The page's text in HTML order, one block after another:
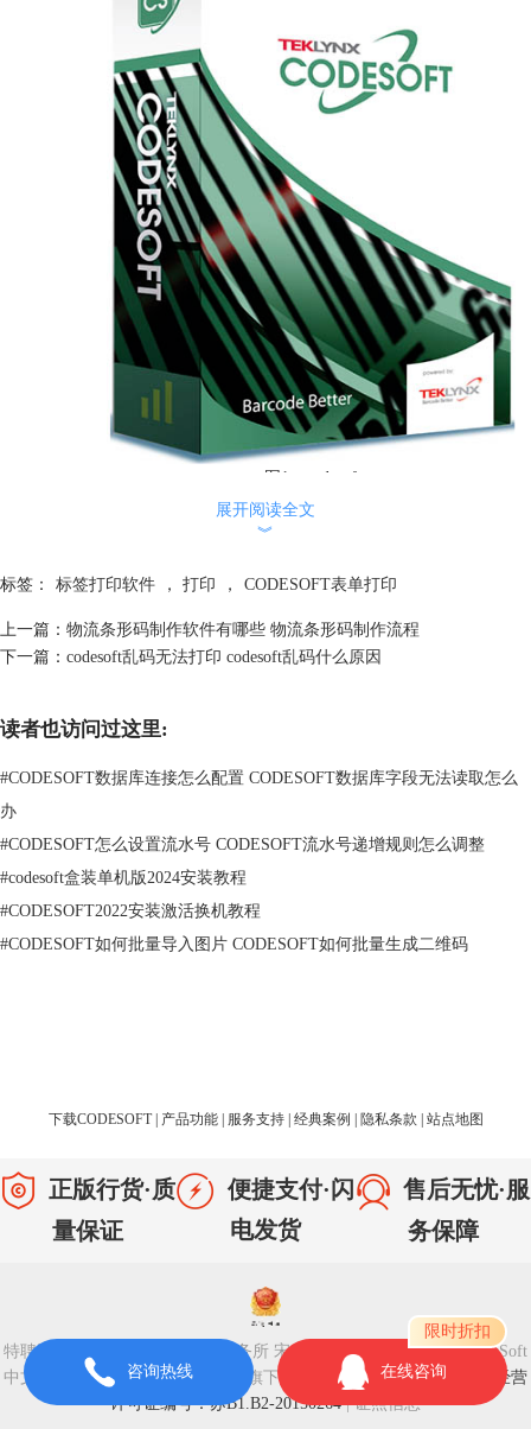
图1：codesoft
codesoft连续打印适应各种场景，比如物流行业的条码标签印刷，还有制
签设计功力深厚，还能跟企业内部的ERP、WMS等系统亲密无间合作，
论是大型生产线还是小众特殊应用，它都能完美应用
codesoft连续打印操作并不复杂，但确保高效和准确的打印需要遵循一定
的步骤。首先，用户需要在codesoft软件中设计标签，这一步可以通过软
保标签的内容和布局符合要求。
图2：设计标签
展开阅读全文
︾
标签： 标签打印软件 ， 打印 ， CODESOFT表单打印
上一篇： 物流条形码制作软件有哪些 物流条形码制作流程
下一篇： codesoft乱码无法打印 codesoft乱码什么原因
读者也访问过这里:
#CODESOFT数据库连接怎么配置 CODESOFT数据库字段无法读取怎么
办
#CODESOFT怎么设置流水号 CODESOFT流水号递增规则怎么调整
#codesoft盒装单机版2024安装教程
#CODESOFT2022安装激活换机教程
#CODESOFT如何批量导入图片 CODESOFT如何批量生成二维码
下载CODESOFT | 产品功能 | 服务支持 | 经典案例 | 隐私条款 | 站点地图
正版行货·质
量保证
便捷支付·闪
电发货
售后无忧·服
务保障
特聘法律顾问：江苏政纬律师事务所 宋红波 | Copyright © 2020 CodeSoft
中文版 -苏州苏杰思网络有限公司旗下网站
苏ICP备14036386号-28
经营
许可证编号：苏B1.B2-20150264|证照信息
咨询热线 在线咨询
限时折扣